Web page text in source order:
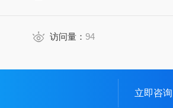
访问量： 94
立即咨询